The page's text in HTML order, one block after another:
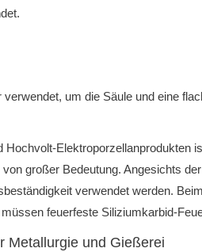
um die Säule und eine
großer Bedeutung. Angesichts
verwendet werden.
feuerfeste Siliziumkarbid-
Metallurgie und Gießerei